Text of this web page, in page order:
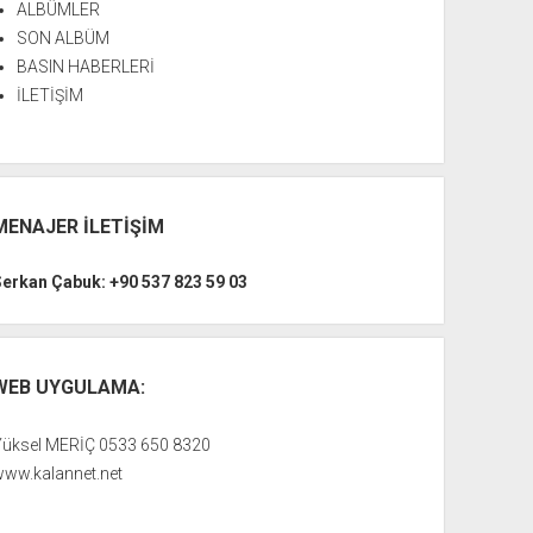
ALBÜMLER
SON ALBÜM
BASIN HABERLERİ
İLETİŞİM
İLETİŞİM
Çabuk: +90 537 823 59 03
UYGULAMA:
MERİÇ 0533 650 8320